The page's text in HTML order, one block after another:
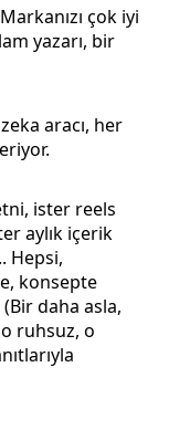
çok iyi
yazarı, bir
aracı, her
ister reels
aylık içerik
Hepsi,
konsepte
(Bir daha asla,
ruhsuz, o